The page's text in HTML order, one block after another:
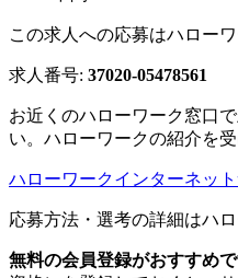
この求人への応募はハロー
求人番号: 37020-05478561
お近くのハローワーク窓口
い。ハローワークの紹介を
ハローワークインターネッ
応募方法・選考の詳細はハ
無料の会員登録がおすすめ